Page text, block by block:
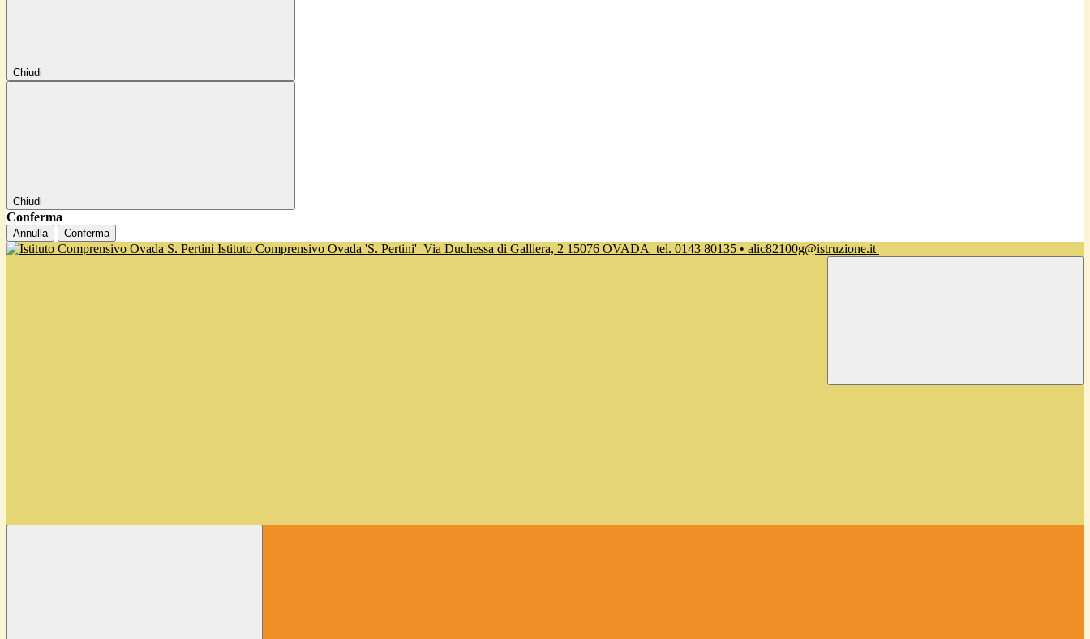
Chiudi
Chiudi
Conferma
Annulla Conferma
Istituto Comprensivo Ovada 'S. Pertini' Via Duchessa di Galliera, 2 15076 OVADA tel. 0143 80135 • alic82100g@istruzione.it